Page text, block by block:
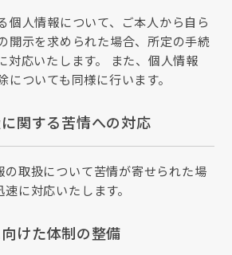
個人情報について、ご本人から自ら
開示を求められた場合、所定の手続
対応いたします。 また、個人情報
についても同様に行います。
関する苦情への対応
の取扱について苦情が寄せられた場
に対応いたします。
けた体制の整備